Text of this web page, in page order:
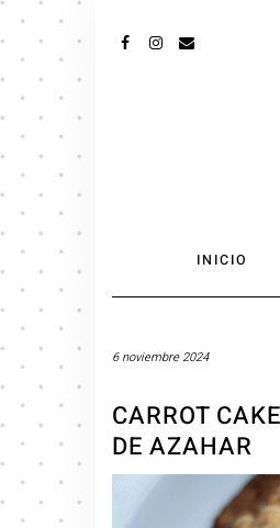
INICIO
6 noviembre 2024
CARROT
DE AZAHAR